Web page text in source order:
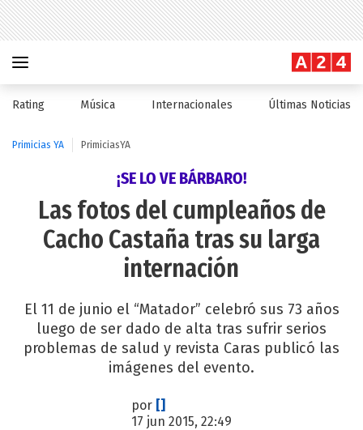
Rating Música Internacionales Últimas Noticias
Primicias YA PrimiciasYA
¡SE LO VE BÁRBARO!
Las fotos del cumpleaños de
Cacho Castaña tras su larga
internación
El 11 de junio el “Matador” celebró sus 73 años
luego de ser dado de alta tras sufrir serios
problemas de salud y revista Caras publicó las
imágenes del evento.
por []
17 jun 2015, 22:49